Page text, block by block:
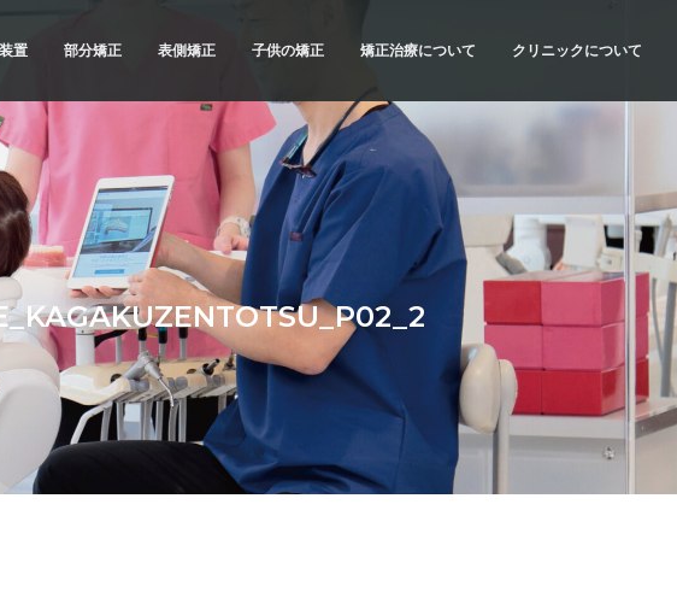
置
置
治療
部分矯正 表側矯正 子供の矯正 矯正治療について
矯正治療の流れ
精密検査
診断と治療計画
治療へのこだわり
不正咬合の種類
よくあるご質問
メリットとリスク
横浜 矯正歯科情報
クリニックについて
SYNCの理念
ドクター紹介
アクセス・診療時間